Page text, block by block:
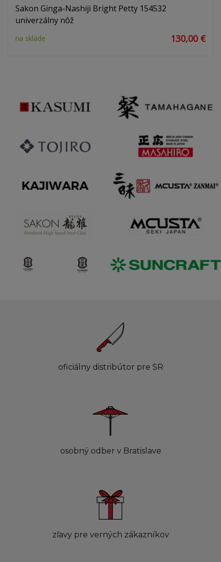
Sakon Ginga-Nashiji Bright Petty 154532
univerzálny nôž
na sklade 130,00 €
oficiálny distribútor pre SR
osobný odber v Bratislave
zľavy pre verných zákazníkov